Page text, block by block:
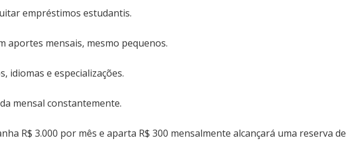
empréstimos estudantis.
aportes mensais, mesmo pequenos.
idiomas e especializações.
mensal constantemente.
R$ 3.000 por mês e aparta R$ 300 mensalmente alcançará uma reserva de